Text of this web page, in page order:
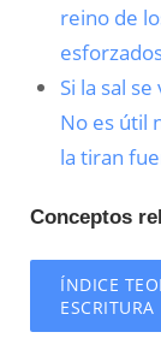
reino de
Si la sal
No es útil
la tiran
Conceptos
ÍNDICE
ESCRITURA